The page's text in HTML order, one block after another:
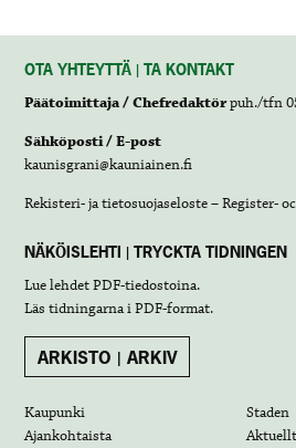
OTA YHTEYTTÄ | TA KONTAKT
Päätoimittaja / Chefredaktörpuh./tfn
Sähköposti / E-post
kaunisgrani@kauniainen.fi
Rekisteri- ja tietosuojaseloste – Register-
NÄKÖISLEHTI | TRYCKTA TIDNINGEN
Lue lehdetPDF-tiedostoina.
Läs tidningarna iPDF-format.
ARKISTO | ARKIV
Kaupunki
Staden
Ajankohtaista
Aktuellt